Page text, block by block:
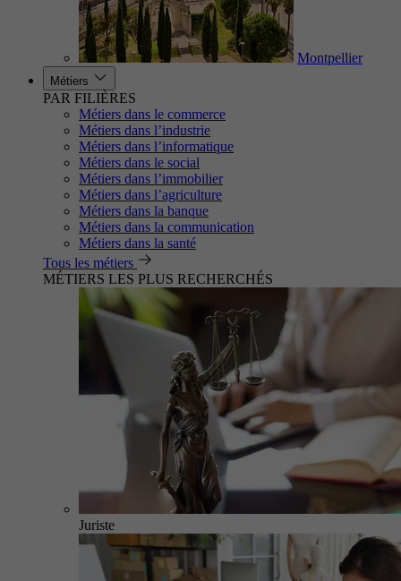
Montpellier
Métiers
PAR FILIÈRES
Métiers dans le commerce
Métiers dans l’industrie
Métiers dans l’informatique
Métiers dans le social
Métiers dans l’immobilier
Métiers dans l’agriculture
Métiers dans la banque
Métiers dans la communication
Métiers dans la santé
Tous les métiers
MÉTIERS LES PLUS RECHERCHÉS
Juriste